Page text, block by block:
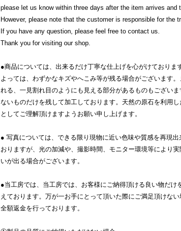
please let us know within three days after the item arrives and
However, please note that the customer is responsible for the
If you have any question, please feel free to contact us.
Thank you for visiting our shop.
●商品については、出来るだけ丁寧な仕上げを心がけておりま
よっては、わずかなキズやへこみ等が残る場合がございます
れる、一見割れ目のようにも見える部分があるものもござい
ないものだけを残して加工しております。天然の原石を利用
としてご理解頂けますようお願い申し上げます。
● 写真については、できる限り現物に近い色味や質感を再現
おりますが、光の加減や、撮影時間、モニター環境等により
いが出る場合がございます。
●当工房では、当工房では、お客様にご納得頂ける良い物だけ
えております。万が一お手にとって頂いた際にご満足頂けな
全額返金を行っております。